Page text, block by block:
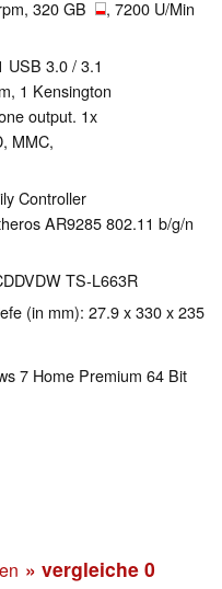
320 GB , 7200 U/Min
USB 3.0 / 3.1
1 Kensington
output. 1x
MMC,
Controller
AR9285 802.11 b/g/n
TS-L663R
(in mm): 27.9 x 330 x 235
7 Home Premium 64 Bit
» vergleiche 0